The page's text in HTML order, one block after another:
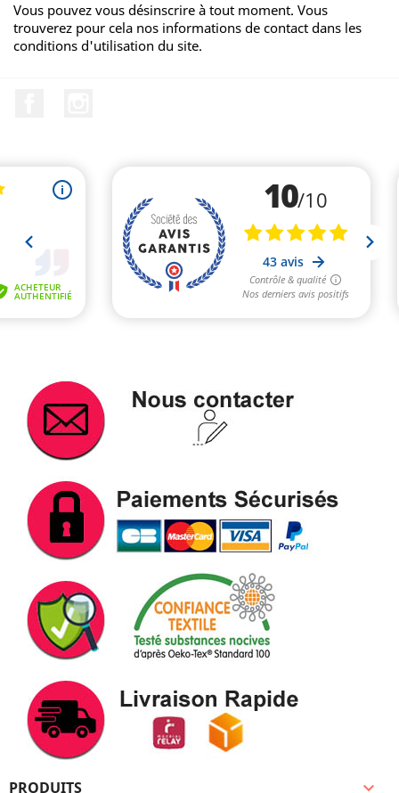
Vous pouvez vous désinscrire à tout moment. Vous
trouverez pour cela nos informations de contact dans les
conditions d'utilisation du site.
PRODUITS 